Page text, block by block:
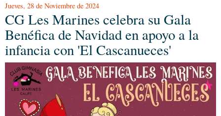
Jueves, 28 de Noviembre de 2024
CG Les Marines celebra su Gala
Benéfica de Navidad en apoyo a la
infancia con 'El Cascanueces'